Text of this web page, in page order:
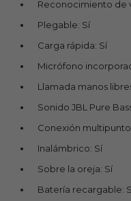
Reconocimiento de
Plegable: Sí
Carga rápida: Sí
Micrófono
Llamada manos
Sonido JBL Pure
Conexión
Inalámbrico: Sí
Sobre la oreja: Sí
Batería recargable: